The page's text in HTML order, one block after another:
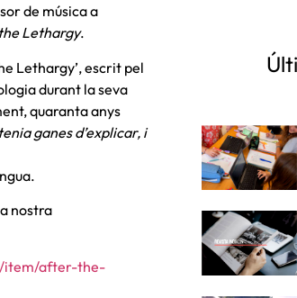
de música a
Lethargy.
Lethargy’, escrit pel
durant la seva
quaranta anys
ganes d’explicar, i
nostra
item/after-the-